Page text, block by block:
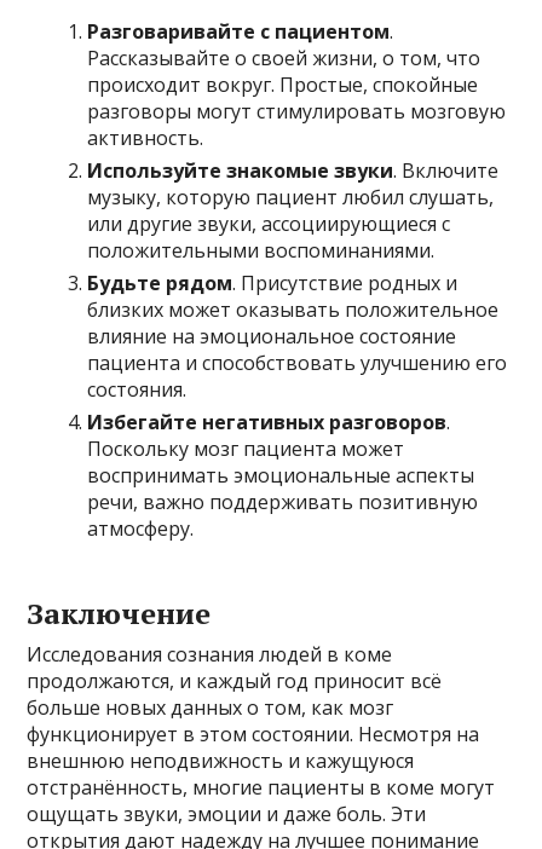
Разговаривайте с пациентом.
Рассказывайте о своей жизни, о том, что
происходит вокруг. Простые, спокойные
разговоры могут стимулировать мозговую
активность.
Используйте знакомые звуки. Включите
музыку, которую пациент любил слушать,
или другие звуки, ассоциирующиеся с
положительными воспоминаниями.
Будьте рядом. Присутствие родных и
близких может оказывать положительное
влияние на эмоциональное состояние
пациента и способствовать улучшению его
состояния.
Избегайте негативных разговоров.
Поскольку мозг пациента может
воспринимать эмоциональные аспекты
речи, важно поддерживать позитивную
атмосферу.
Заключение
Исследования сознания людей в коме
продолжаются, и каждый год приносит всё
больше новых данных о том, как мозг
функционирует в этом состоянии. Несмотря на
внешнюю неподвижность и кажущуюся
отстранённость, многие пациенты в коме могут
ощущать звуки, эмоции и даже боль. Эти
открытия дают надежду на лучшее понимание